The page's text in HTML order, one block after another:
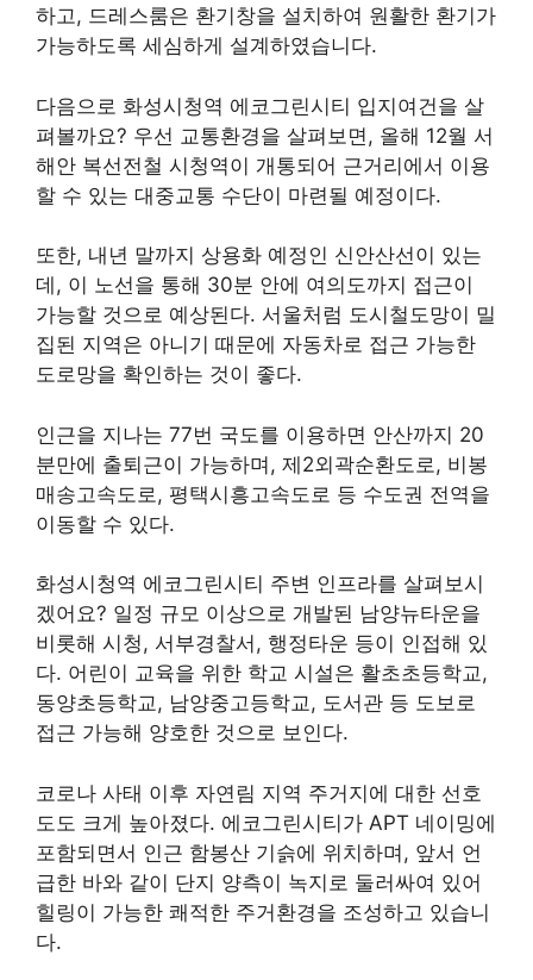
하고, 드레스룸은 환기창을 설치하여 원활한 환기가
가능하도록 세심하게 설계하였습니다.
다음으로 화성시청역 에코그린시티 입지여건을 살
펴볼까요? 우선 교통환경을 살펴보면, 올해 12월 서
해안 복선전철 시청역이 개통되어 근거리에서 이용
할 수 있는 대중교통 수단이 마련될 예정이다.
또한, 내년 말까지 상용화 예정인 신안산선이 있는
데, 이 노선을 통해 30분 안에 여의도까지 접근이
가능할 것으로 예상된다. 서울처럼 도시철도망이 밀
집된 지역은 아니기 때문에 자동차로 접근 가능한
도로망을 확인하는 것이 좋다.
인근을 지나는 77번 국도를 이용하면 안산까지 20
분만에 출퇴근이 가능하며, 제2외곽순환도로, 비봉
매송고속도로, 평택시흥고속도로 등 수도권 전역을
이동할 수 있다.
화성시청역 에코그린시티 주변 인프라를 살펴보시
겠어요? 일정 규모 이상으로 개발된 남양뉴타운을
비롯해 시청, 서부경찰서, 행정타운 등이 인접해 있
다. 어린이 교육을 위한 학교 시설은 활초초등학교,
동양초등학교, 남양중고등학교, 도서관 등 도보로
접근 가능해 양호한 것으로 보인다.
코로나 사태 이후 자연림 지역 주거지에 대한 선호
도도 크게 높아졌다. 에코그린시티가 APT 네이밍에
포함되면서 인근 함봉산 기슭에 위치하며, 앞서 언
급한 바와 같이 단지 양측이 녹지로 둘러싸여 있어
힐링이 가능한 쾌적한 주거환경을 조성하고 있습니
다.